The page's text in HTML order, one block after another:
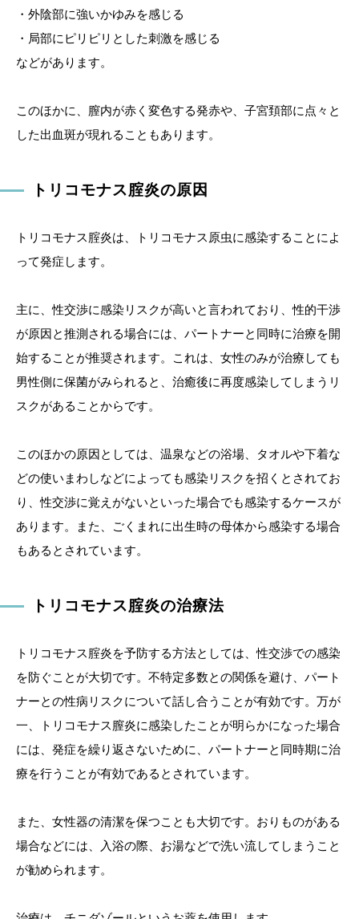
・外陰部に強いかゆみを感じる
・局部にピリピリとした刺激を感じる
などがあります。
このほかに、膣内が赤く変色する発赤や、子宮頚部に点々と
した出血斑が現れることもあります。
トリコモナス腟炎の原因
トリコモナス腟炎は、トリコモナス原虫に感染することによ
って発症します。
主に、性交渉に感染リスクが高いと言われており、性的干渉
が原因と推測される場合には、パートナーと同時に治療を開
始することが推奨されます。これは、女性のみが治療しても
男性側に保菌がみられると、治癒後に再度感染してしまうリ
スクがあることからです。
このほかの原因としては、温泉などの浴場、タオルや下着な
どの使いまわしなどによっても感染リスクを招くとされてお
り、性交渉に覚えがないといった場合でも感染するケースが
あります。また、ごくまれに出生時の母体から感染する場合
もあるとされています。
トリコモナス腟炎の治療法
トリコモナス腟炎を予防する方法としては、性交渉での感染
を防ぐことが大切です。不特定多数との関係を避け、パート
ナーとの性病リスクについて話し合うことが有効です。万が
一、トリコモナス膣炎に感染したことが明らかになった場合
には、発症を繰り返さないために、パートナーと同時期に治
療を行うことが有効であるとされています。
また、女性器の清潔を保つことも大切です。おりものがある
場合などには、入浴の際、お湯などで洗い流してしまうこと
が勧められます。